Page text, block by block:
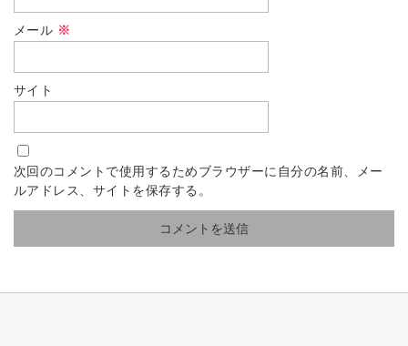
メール ※
サイト
次回のコメントで使用するためブラウザーに自分の名前、メー
ルアドレス、サイトを保存する。